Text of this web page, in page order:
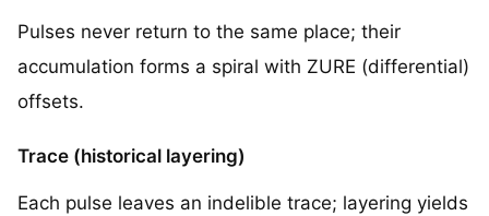
Pulses never return to the same place; their
accumulation forms a spiral with ZURE (differential)
offsets.
Trace (historical layering)
Each pulse leaves an indelible trace; layering yields